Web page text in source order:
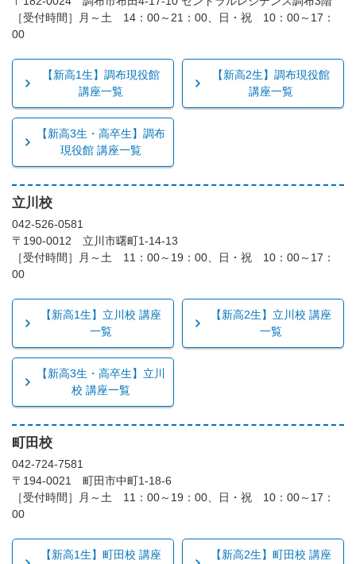
［受付時間］月～土 14：00～21：00、日・祝 10：00～17：
00
【新高1生】調布現役館
講座一覧
【新高2生】調布現役館
講座一覧
【新高3生・高卒生】調布
現役館 講座一覧
立川校
042-526-0581
〒190-0012 立川市曙町1-14-13
［受付時間］月～土 11：00～19：00、日・祝 10：00～17：
00
【新高1生】立川校 講座
一覧
【新高2生】立川校 講座
一覧
【新高3生・高卒生】立川
校 講座一覧
町田校
042-724-7581
〒194-0021 町田市中町1-18-6
［受付時間］月～土 11：00～19：00、日・祝 10：00～17：
00
【新高1生】町田校 講座
【新高2生】町田校 講座